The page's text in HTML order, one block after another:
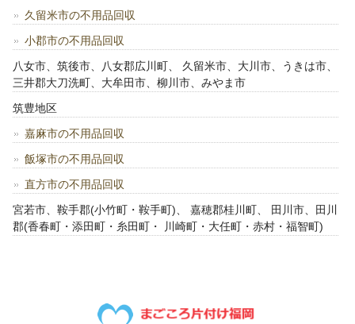
久留米市の不用品回収
小郡市の不用品回収
八女市、筑後市、八女郡広川町、 久留米市、大川市、うきは市、
三井郡大刀洗町、大牟田市、柳川市、みやま市
筑豊地区
嘉麻市の不用品回収
飯塚市の不用品回収
直方市の不用品回収
宮若市、鞍手郡(小竹町・鞍手町)、 嘉穂郡桂川町、 田川市、田川
郡(香春町・添田町・糸田町・ 川崎町・大任町・赤村・福智町)